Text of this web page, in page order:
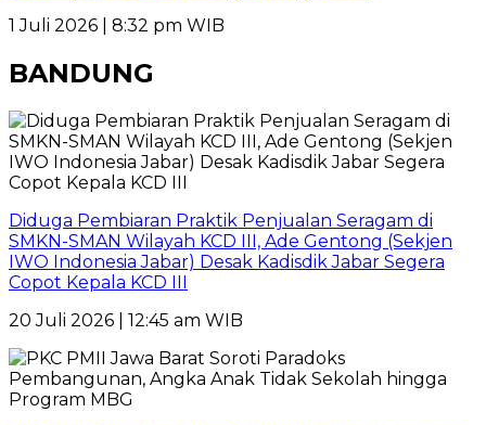
1 Juli 2026 | 8:32 pm WIB
BANDUNG
Diduga Pembiaran Praktik Penjualan Seragam di
SMKN-SMAN Wilayah KCD III, Ade Gentong (Sekjen
IWO Indonesia Jabar) Desak Kadisdik Jabar Segera
Copot Kepala KCD III
20 Juli 2026 | 12:45 am WIB